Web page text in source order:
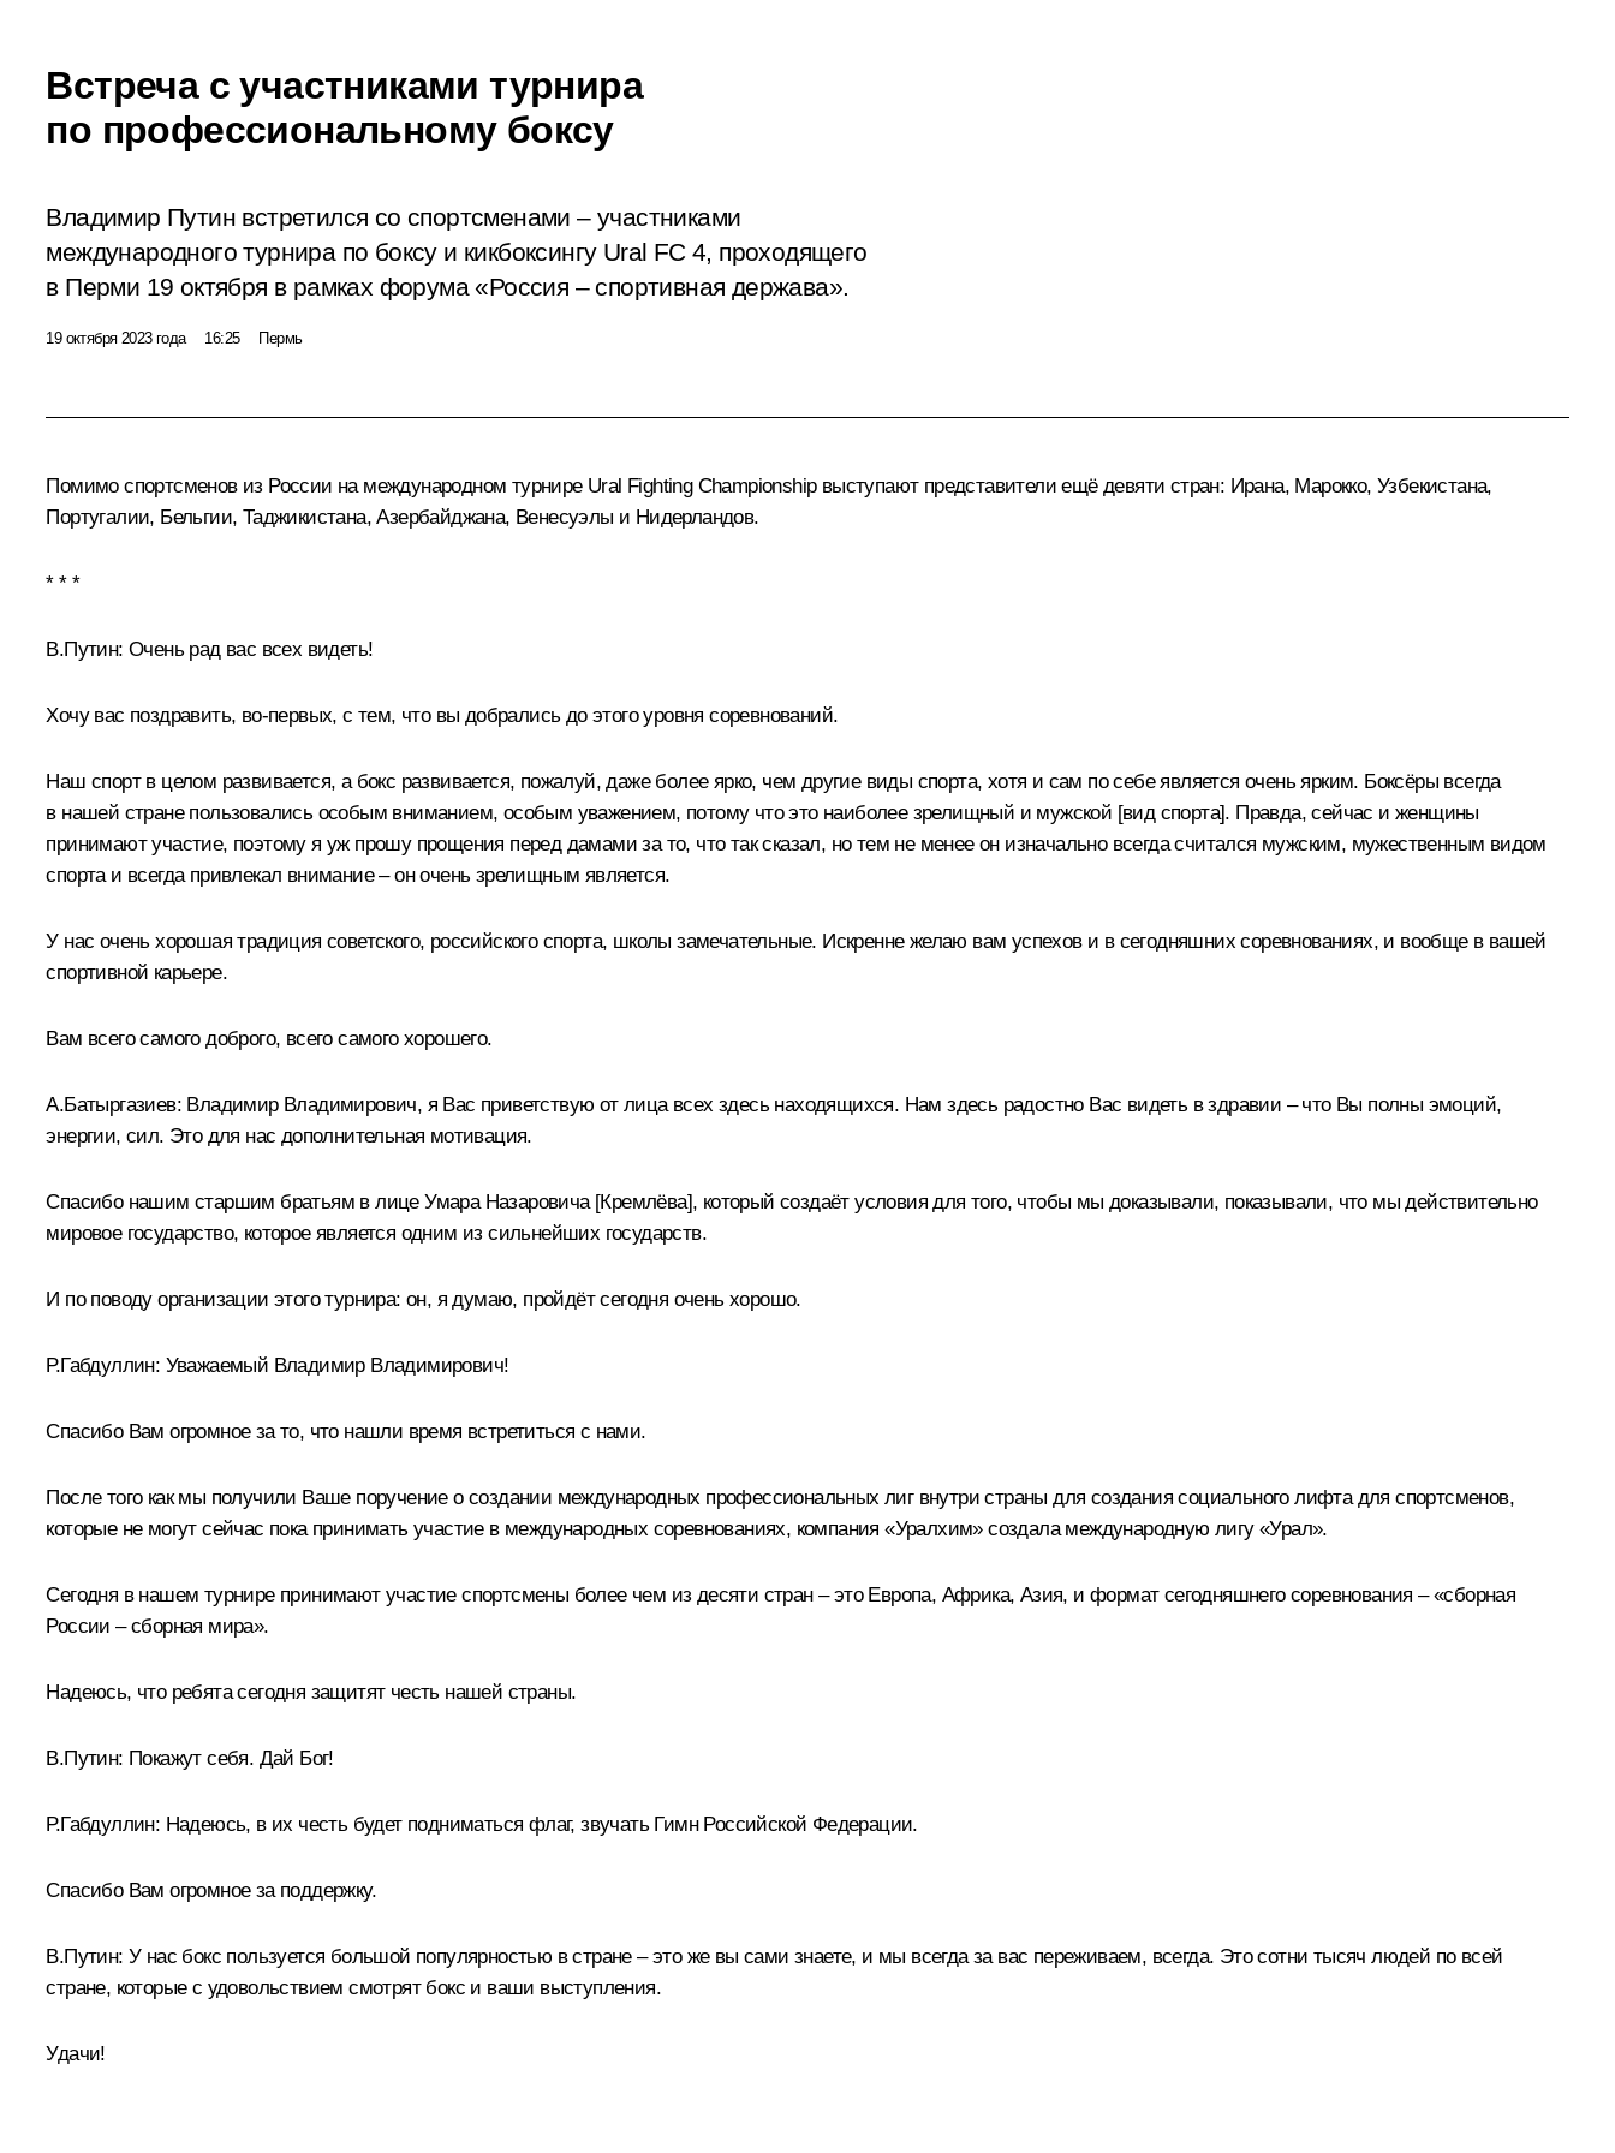
Встреча с участниками турнира
по профессиональному боксу
Владимир Путин встретился со спортсменами – участниками
международного турнира по боксу и кикбоксингу Ural FC 4, проходящего
в Перми 19 октября в рамках форума «Россия – спортивная держава».
19 октября 2023 года 16:25 Пермь
Помимо спортсменов из России на международном турнире Ural Fighting Championship выступают представители ещё девяти стран: Ирана, Марокко, Узбекистана,
Португалии, Бельгии, Таджикистана, Азербайджана, Венесуэлы и Нидерландов.
* * *
В.Путин: Очень рад вас всех видеть!
Хочу вас поздравить, во-первых, с тем, что вы добрались до этого уровня соревнований.
Наш спорт в целом развивается, а бокс развивается, пожалуй, даже более ярко, чем другие виды спорта, хотя и сам по себе является очень ярким. Боксёры всегда
в нашей стране пользовались особым вниманием, особым уважением, потому что это наиболее зрелищный и мужской [вид спорта]. Правда, сейчас и женщины
принимают участие, поэтому я уж прошу прощения перед дамами за то, что так сказал, но тем не менее он изначально всегда считался мужским, мужественным видом
спорта и всегда привлекал внимание – он очень зрелищным является.
У нас очень хорошая традиция советского, российского спорта, школы замечательные. Искренне желаю вам успехов и в сегодняшних соревнованиях, и вообще в вашей
спортивной карьере.
Вам всего самого доброго, всего самого хорошего.
А.Батыргазиев: Владимир Владимирович, я Вас приветствую от лица всех здесь находящихся. Нам здесь радостно Вас видеть в здравии – что Вы полны эмоций,
энергии, сил. Это для нас дополнительная мотивация.
Спасибо нашим старшим братьям в лице Умара Назаровича [Кремлёва], который создаёт условия для того, чтобы мы доказывали, показывали, что мы действительно
мировое государство, которое является одним из сильнейших государств.
И по поводу организации этого турнира: он, я думаю, пройдёт сегодня очень хорошо.
Р.Габдуллин: Уважаемый Владимир Владимирович!
Спасибо Вам огромное за то, что нашли время встретиться с нами.
После того как мы получили Ваше поручение о создании международных профессиональных лиг внутри страны для создания социального лифта для спортсменов,
которые не могут сейчас пока принимать участие в международных соревнованиях, компания «Уралхим» создала международную лигу «Урал».
Сегодня в нашем турнире принимают участие спортсмены более чем из десяти стран – это Европа, Африка, Азия, и формат сегодняшнего соревнования – «сборная
России – сборная мира».
Надеюсь, что ребята сегодня защитят честь нашей страны.
В.Путин: Покажут себя. Дай Бог!
Р.Габдуллин: Надеюсь, в их честь будет подниматься флаг, звучать Гимн Российской Федерации.
Спасибо Вам огромное за поддержку.
В.Путин: У нас бокс пользуется большой популярностью в стране – это же вы сами знаете, и мы всегда за вас переживаем, всегда. Это сотни тысяч людей по всей
стране, которые с удовольствием смотрят бокс и ваши выступления.
Удачи!